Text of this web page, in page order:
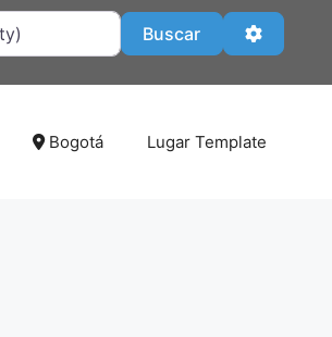
BuscarBuscar
Bogotá Lugar Template